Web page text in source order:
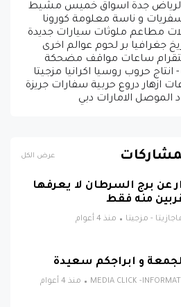
الرياض جدة اسواق خميس مشيط
و ناسة معلومة كورونا
مطاعم ملوثات سيارات جديدة
جغرافيا بر لحوم عوالم اخرى
ساعات مواقف مضحكة
حروب روسيا اكرانيا مزجيتا
ازهار دروع حربية سفارات جريزة
الموصل الامارات دبي
عرض الكل
عن برج السرطان لا يعرفها
منه فقط
- مزجيتا منذ 4 أعوام
و ابراجكم سعيدة
MEDIA CLICK - منذ 4 أعوام